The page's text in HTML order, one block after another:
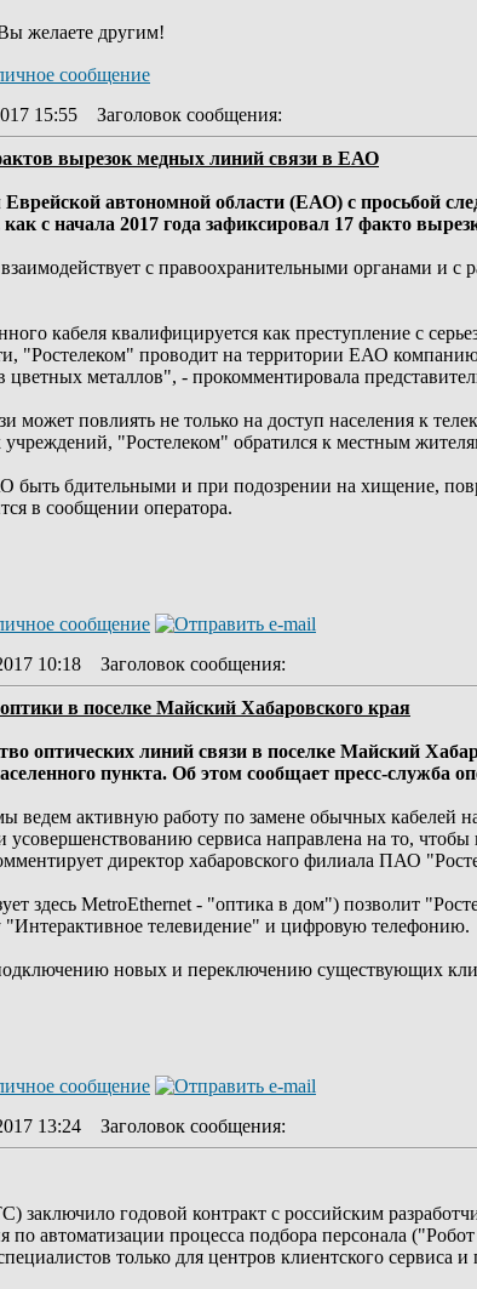
желаете другим!
15:55 Заголовок сообщения:
вырезок медных линий связи в ЕАО
автономной области (ЕАО) с просьбой
как с начала 2017 года зафиксировал 17 факто
с правоохранительными органами и с
кабеля квалифицируется как преступление с
"Ростелеком" проводит на территории ЕАО
цветных металлов", - прокомментировала
может повлиять не только на доступ населения к
"Ростелеком" обратился к местным
быть бдительными и при подозрении на хищение,
в сообщении оператора.
10:18 Заголовок сообщения:
в поселке Майский Хабаровского края
оптических линий связи в поселке Майский
пункта. Об этом сообщает пресс-служба
ведем активную работу по замене обычных кабелей
усовершенствованию сервиса направлена на то,
директор хабаровского филиала ПАО
здесь MetroEthernet - "оптика в дом") позволит
"Интерактивное телевидение" и цифровую телефонию.
новых и переключению существующих
13:24 Заголовок сообщения:
годовой контракт с российским
по автоматизации процесса подбора персонала
только для центров клиентского